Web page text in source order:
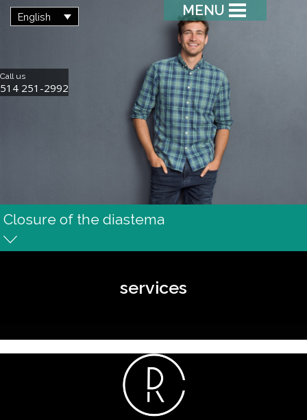
English MENU
Closure of the diastema
Call us
514 251-2992
services